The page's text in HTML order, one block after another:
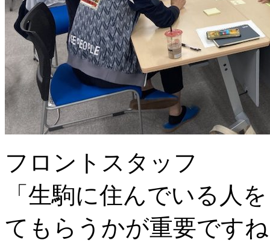
フロントスタッフ
「生駒に住んでいる人
てもらうかが重要です